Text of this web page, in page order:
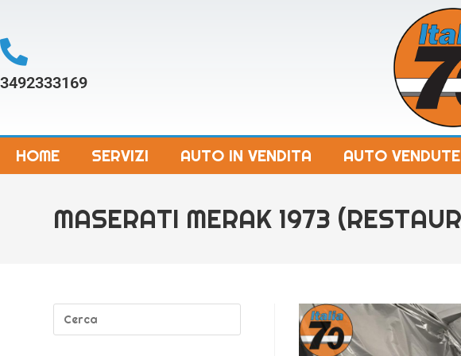
3492333169
HOME SERVIZI AUTO IN VENDITA AUTO VENDUTE
MASERATI MERAK 1973